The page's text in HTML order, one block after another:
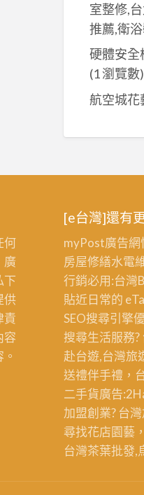
室整修,
推薦,衛
硬體安全
(1 瀏覽數)
航空城花
何
廣
下
供
責
容
[e台灣]還有
myPost廣告網
房屋修繕水電
行銷必用:台灣
貼近日常的
SEO搜尋引擎
搜尋生活服務?
赴台遊,台灣旅
送禮伴手禮，
二手貨廣告
加盟創業? 台灣
尋找花店園藝
台灣茶葉批發,